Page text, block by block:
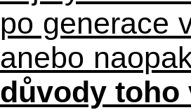
po generace
anebo
důvody toho